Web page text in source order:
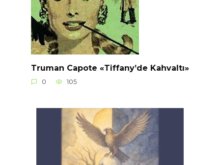
Truman Capote «Tiffany’de Kahvaltı»
0 105